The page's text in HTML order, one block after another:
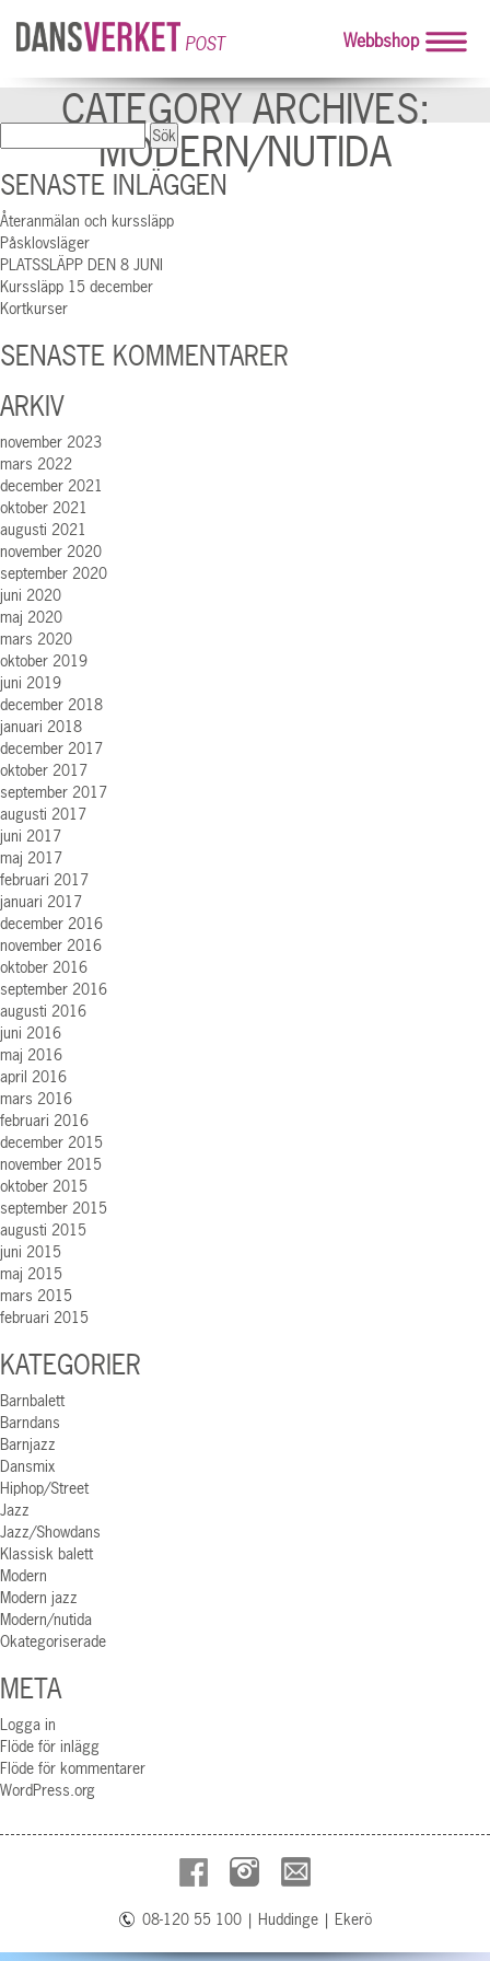
POST Webbshop
CATEGORY ARCHIVES:
MODERN/NUTIDA
efter:
SENASTE INLÄGGEN
Återanmälan och kurssläpp
Påsklovsläger
PLATSSLÄPP DEN 8 JUNI
Kurssläpp 15 december
Kortkurser
SENASTE KOMMENTARER
ARKIV
november 2023
mars 2022
december 2021
oktober 2021
augusti 2021
november 2020
september 2020
juni 2020
maj 2020
mars 2020
oktober 2019
juni 2019
december 2018
januari 2018
december 2017
oktober 2017
september 2017
augusti 2017
juni 2017
maj 2017
februari 2017
januari 2017
december 2016
november 2016
oktober 2016
september 2016
augusti 2016
juni 2016
maj 2016
april 2016
mars 2016
februari 2016
december 2015
november 2015
oktober 2015
september 2015
augusti 2015
juni 2015
maj 2015
mars 2015
februari 2015
KATEGORIER
Barnbalett
Barndans
Barnjazz
Dansmix
Hiphop/Street
Jazz
Jazz/Showdans
Klassisk balett
Modern
Modern jazz
Modern/nutida
Okategoriserade
META
Logga in
Flöde för inlägg
Flöde för kommentarer
WordPress.org
08-120 55 100 | Huddinge | Ekerö